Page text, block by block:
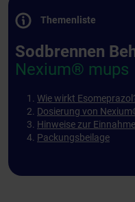
Themenliste
Sodbrennen
Nexium® mups
Wie wirkt
Dosierung von
Hinweise zur
Packungsbeilage